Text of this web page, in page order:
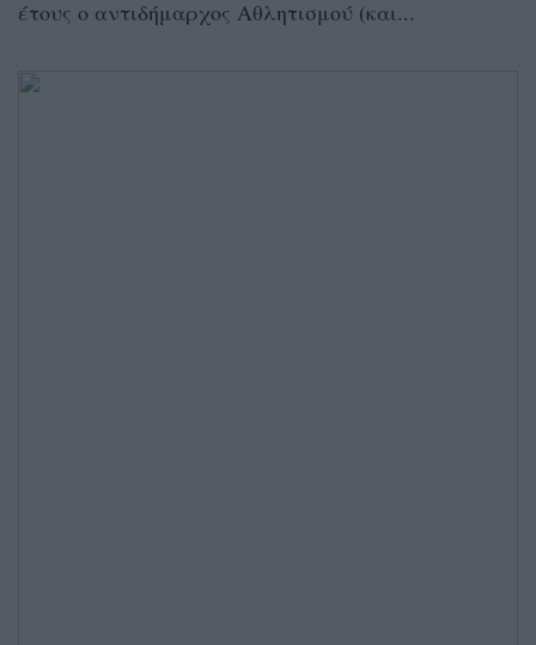
έτους ο αντιδήμαρχος Αθλητισμού (και...